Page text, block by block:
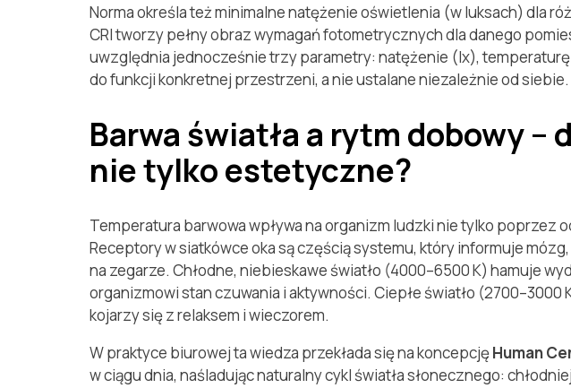
Norma określa też minimalne natężenie oświetlenia (w luksach) dla
CRI tworzy pełny obraz wymagań fotometrycznych dla danego
uwzględnia jednocześnie trzy parametry: natężenie (lx),
do funkcji konkretnej przestrzeni, a nie ustalane niezależnie od siebie.
Barwa światła a rytm dobowy –
nie tylko estetyczne?
Temperatura barwowa wpływa na organizm ludzki nie tylko
Receptory w siatkówce oka są częścią systemu, który informuje
na zegarze. Chłodne, niebieskawe światło (4000–6500 K) hamuje
organizmowi stan czuwania i aktywności. Ciepłe światło
kojarzy się z relaksem i wieczorem.
W praktyce biurowej ta wiedza przekłada się na koncepcjęHuman
w ciągu dnia, naśladując naturalny cykl światła słonecznego: